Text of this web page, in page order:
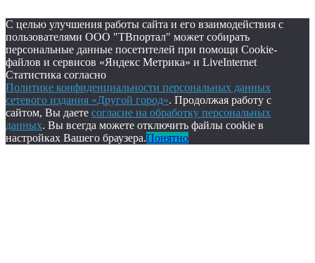
С целью улучшения работы сайта и его взаимодействия с
пользователями ООО "ТВпортал" может собирать
персональные данные посетителей при помощи Cookie-
файлов и сервисов «Яндекс Метрика» и LiveInternet
Статистика согласно
Политике конфиденциальности персональных данных
сетевого издания «Другой город». Продолжая работу с
сайтом, Вы даете согласие на обработку персональных
данных. Вы всегда можете отключить файлы cookie в
настройках Вашего браузера.Понятно